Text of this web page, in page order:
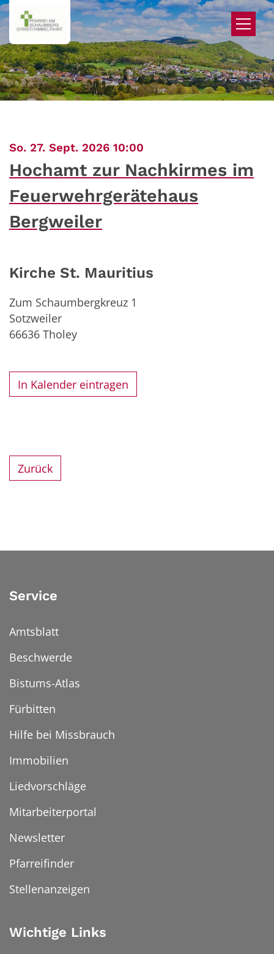
Zum Inhalt springen
So. 27. Sept. 2026 10:00
Hochamt zur Nachkirmes im
Feuerwehrgerätehaus
Bergweiler
Kirche St. Mauritius
Zum Schaumbergkreuz 1
Sotzweiler
66636 Tholey
In Kalender eintragen
Zurück
Service
Amtsblatt
Beschwerde
Bistums-Atlas
Fürbitten
Hilfe bei Missbrauch
Immobilien
Liedvorschläge
Mitarbeiterportal
Newsletter
Pfarreifinder
Stellenanzeigen
Wichtige Links